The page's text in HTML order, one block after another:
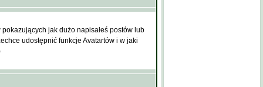
jak dużo napisałeś postów lub
udostępnić funkcje Avatartów i w jaki